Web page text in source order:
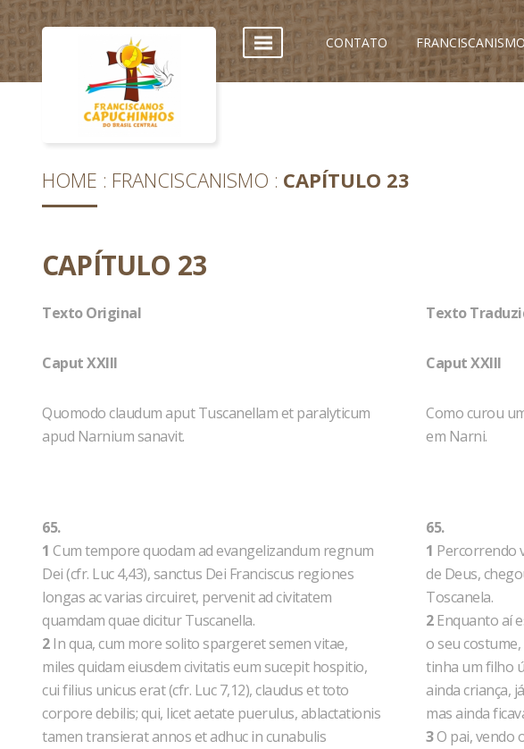
CONTATO FRANCISCANISMO
HOME FRANCISCANISMO CAPÍTULO 23
CAPÍTULO 23
Texto Original
Caput XXIII
Quomodo claudum aput Tuscanellam et paralyticum
apud Narnium sanavit.
65.
1 Cum tempore quodam ad evangelizandum regnum
Dei (cfr. Luc 4,43), sanctus Dei Franciscus regiones
longas ac varias circuiret, pervenit ad civitatem
quamdam quae dicitur Tuscanella.
2In qua, cum more solito spargeret semen vitae,
miles quidam eiusdem civitatis eum sucepit hospitio,
cui filius unicus erat (cfr. Luc 7,12), claudus et toto
corpore debilis; qui, licet aetate puerulus, ablactationis
tamen transierat annos et adhuc in cunabulis
Texto
Caput XXIII
Como curou
em Narni.
65.
1 Percorrendo
de Deus,
Toscanela.
2Enquanto aí
o seu
tinha um filho
ainda criança,
mas ainda
3O pai, vendo